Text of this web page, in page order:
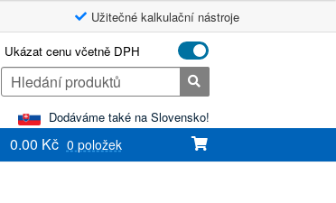
Užitečné kalkulační nástroje
Ukázat cenu včetně DPH
Search
for:
Dodáváme také na Slovensko!
0.00 Kč 0 položek